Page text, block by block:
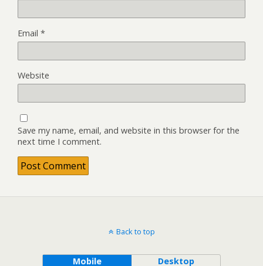
Email *
Website
Save my name, email, and website in this browser for the
next time I comment.
Back to top
Mobile Desktop